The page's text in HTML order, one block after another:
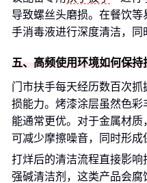
导致螺丝头磨损。在餐饮
手消毒液进行深度清洁，同
五、高频使用环境如何保持
门市扶手每天经历数百次
损能力。烤漆涂层虽然色
能通常更优。对于金属材质
可减少摩擦噪音，同时形成
打烊后的清洁流程直接影
强碱清洁剂，这类产品会腐